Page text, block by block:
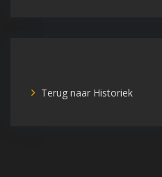
Terug naar Historiek